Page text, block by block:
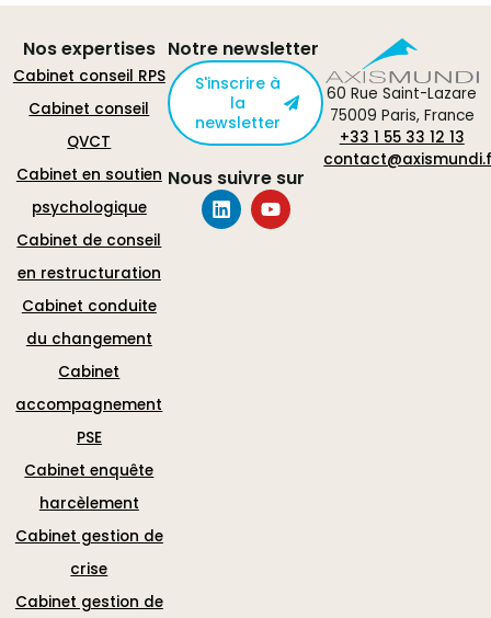
60 Rue Saint-Lazare
75009 Paris, France
+33 1 55 33 12 13
Nos expertises
Cabinet conseil RPS
Cabinet conseil
QVCT
Cabinet en soutien
psychologique
Cabinet de conseil
en restructuration
Cabinet conduite
du changement
Cabinet
accompagnement
PSE
Cabinet enquête
harcèlement
Cabinet gestion de
crise
Cabinet gestion de
Notre newsletter
S'inscrire à
la
newsletter
Nous suivre sur